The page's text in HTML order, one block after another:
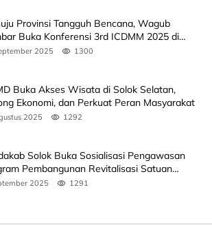
Provinsi Tangguh Bencana, Wagub
Buka Konferensi 3rd ICDMM 2025 di
2025 1300
Buka Akses Wisata di Solok Selatan,
Ekonomi, dan Perkuat Peran Masyarakat
2025 1292
Solok Buka Sosialisasi Pengawasan
Pembangunan Revitalisasi Satuan
2025 1291